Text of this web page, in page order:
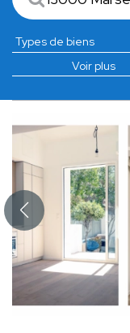
Voir plus